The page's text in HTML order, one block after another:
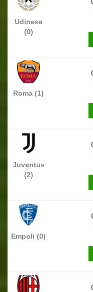
Udinese
(0)
Roma (1)
Juventus
(2)
Empoli (0)